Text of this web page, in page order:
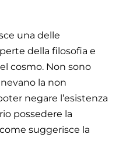
una delle
della filosofia e
cosmo. Non sono
la non
negare l’esistenza
possedere la
suggerisce la